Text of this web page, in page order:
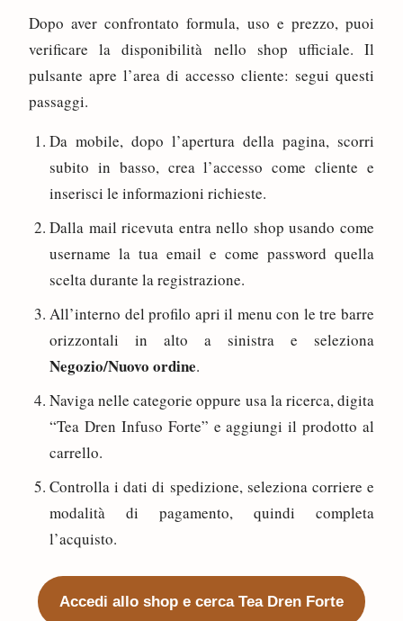
Dopo aver confrontato formula, uso e prezzo, puoi
verificare la disponibilità nello shop ufficiale. Il
pulsante apre l’area di accesso cliente: segui questi
passaggi.
Da mobile, dopo l’apertura della pagina, scorri
subito in basso, crea l’accesso come cliente e
inserisci le informazioni richieste.
Dalla mail ricevuta entra nello shop usando come
username la tua email e come password quella
scelta durante la registrazione.
All’interno del profilo apri il menu con le tre barre
orizzontali in alto a sinistra e seleziona
Negozio/Nuovo ordine.
Naviga nelle categorie oppure usa la ricerca, digita
“Tea Dren Infuso Forte” e aggiungi il prodotto al
carrello.
Controlla i dati di spedizione, seleziona corriere e
modalità di pagamento, quindi completa
l’acquisto.
Accedi allo shop e cerca Tea Dren Forte